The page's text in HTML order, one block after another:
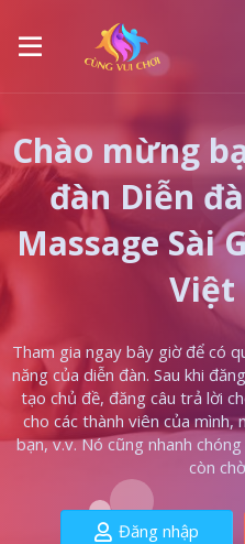
Chào mừng
đàn Diễn
Massage Sài
Việt
Tham gia ngay bây giờ để có
năng của diễn đàn. Sau khi
tạo chủ đề, đăng câu trả lời
cho các thành viên của mình,
bạn, v.v. Nó cũng nhanh
còn
Đăng nhập